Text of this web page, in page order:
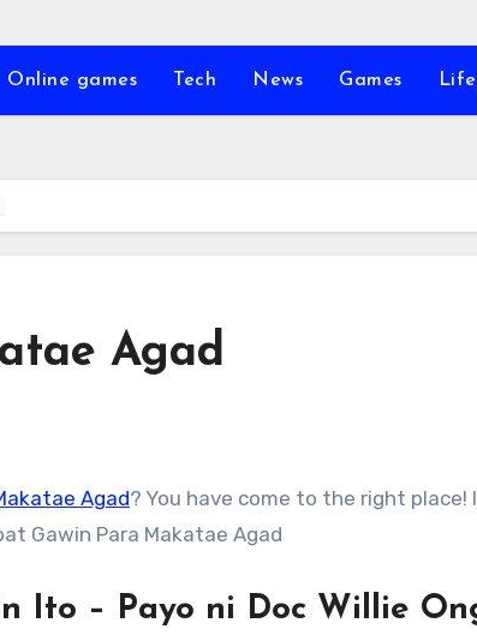
Online games Tech News Games
Agad
Agad? You have come to the right place!
Gawin Para Makatae Agad
Ito – Payo ni Doc Willie